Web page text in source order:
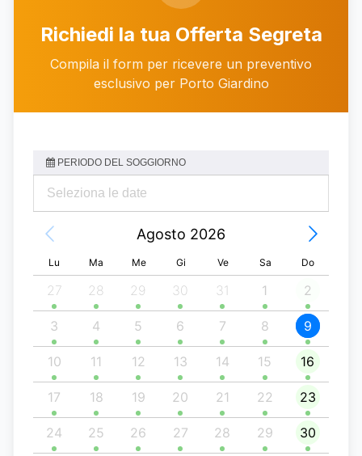
Richiedi la tua Offerta Segreta
Compila il form per ricevere un preventivo
esclusivo per Porto Giardino